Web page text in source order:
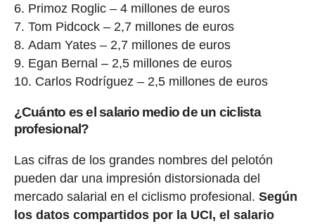
Primoz Roglic – 4 millones de euros
Tom Pidcock – 2,7 millones de euros
Adam Yates – 2,7 millones de euros
Egan Bernal – 2,5 millones de euros
Carlos Rodríguez – 2,5 millones de euros
¿Cuánto es el salario medio de un ciclista
profesional?
Las cifras de los grandes nombres del pelotón
pueden dar una impresión distorsionada del
mercado salarial en el ciclismo profesional. Según
los datos compartidos por la UCI, el salario